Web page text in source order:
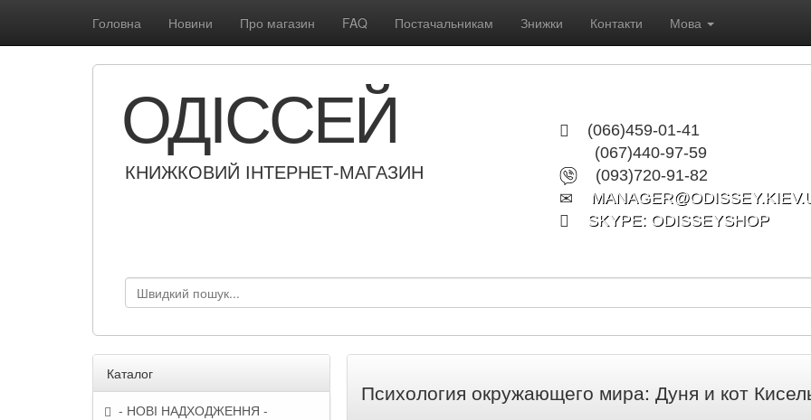
Головна Новини Про магазин FAQ Постачальникам Знижки Контакти Мова
(066)459-01-41
(067)440-97-59
(093)720-91-82
SKYPE: ODISSEYSHOP
ОДІССЕЙ
КНИЖКОВИЙ ІНТЕРНЕТ-МАГАЗИН
Каталог
- НОВІ НАДХОДЖЕННЯ -
Психология окружающего мира: Дуня и кот